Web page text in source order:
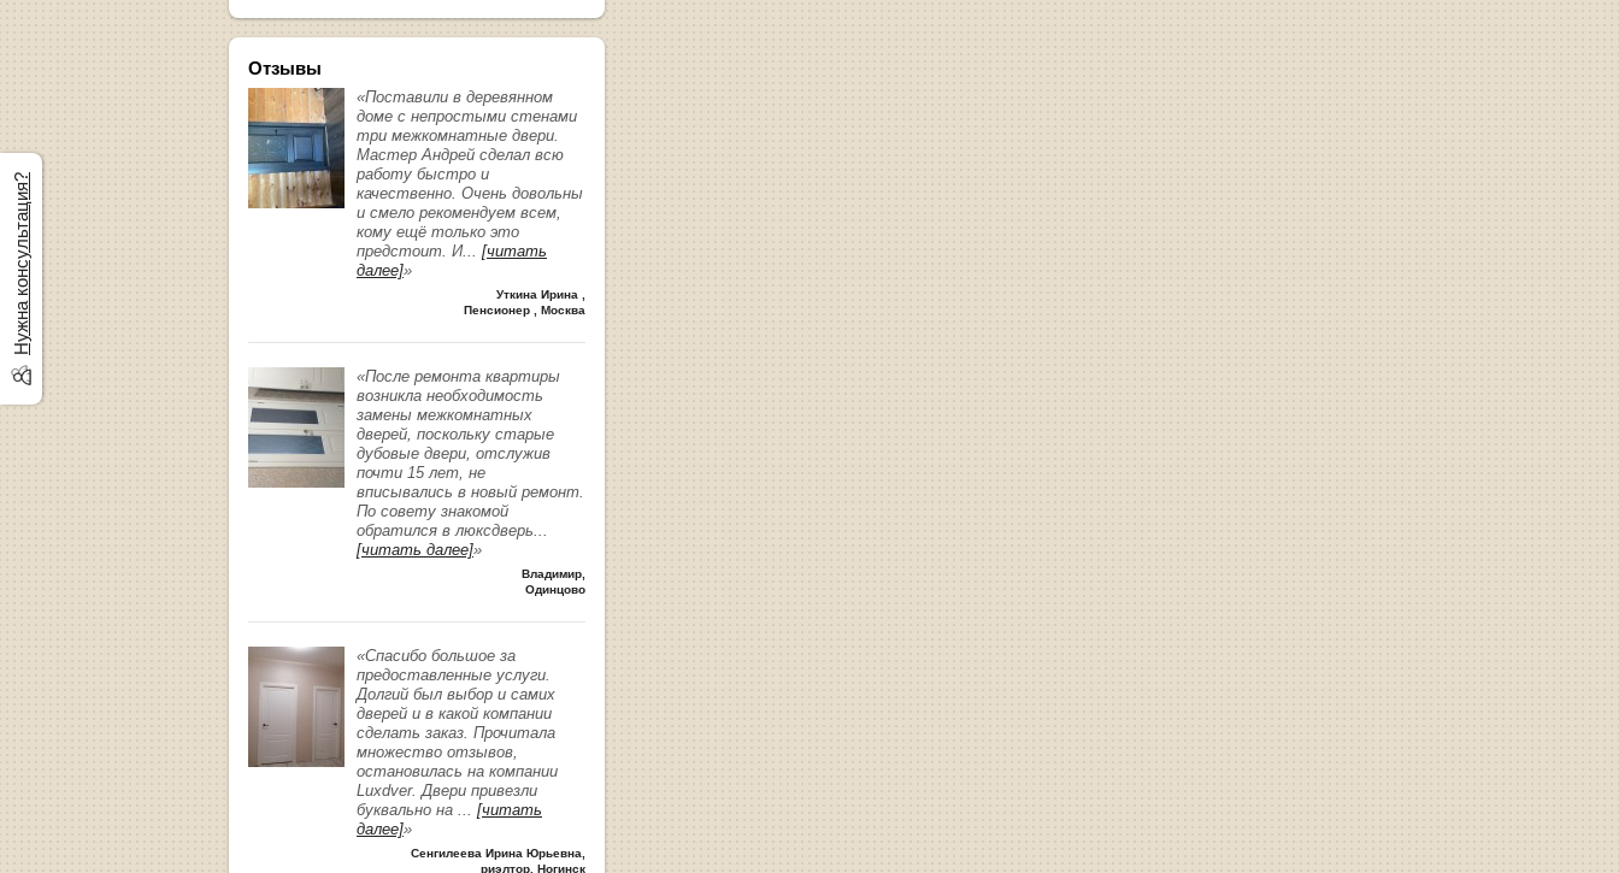
Отзывы
«Поставили в деревянном
доме с непростыми стенами
три межкомнатные двери.
Мастер Андрей сделал всю
работу быстро и
качественно. Очень довольны
и смело рекомендуем всем,
кому ещё только это
предстоит. И... [читать
далее]»
Уткина Ирина ,
Пенсионер , Москва
«После ремонта квартиры
возникла необходимость
замены межкомнатных
дверей, поскольку старые
дубовые двери, отслужив
почти 15 лет, не
вписывались в новый ремонт.
По совету знакомой
обратился в люксдверь...
[читать далее]»
Владимир,
Одинцово
«Спасибо большое за
предоставленные услуги.
Долгий был выбор и самих
дверей и в какой компании
сделать заказ. Прочитала
множество отзывов,
остановилась на компании
Luxdver. Двери привезли
буквально на ... [читать
далее]»
Сенгилеева Ирина Юрьевна,
риэлтор, Ногинск
Нужна консультация?